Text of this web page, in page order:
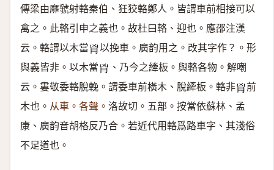
傳梁由靡虢射輅秦伯、狂狡輅鄭人。皆謂車前相接可以
禽之。此輅引申之義也。故杜曰輅、迎也。應邵注漢
云。輅謂以木當𦙄 以挽車。廣韵用之。改其字作？。形
與義皆非。以木當𦙄
、乃今之縴板。與輅各物。解嘲
云。婁敬委輅脫輓。謂委車前橫木、脫縴板。輅非𦙄 前
木也。 从車。各聲。 洛故切。五部。按當依蘇林、孟
康、廣韵音胡格反乃合。若近代用輅爲路車字、其淺俗
不足道也。